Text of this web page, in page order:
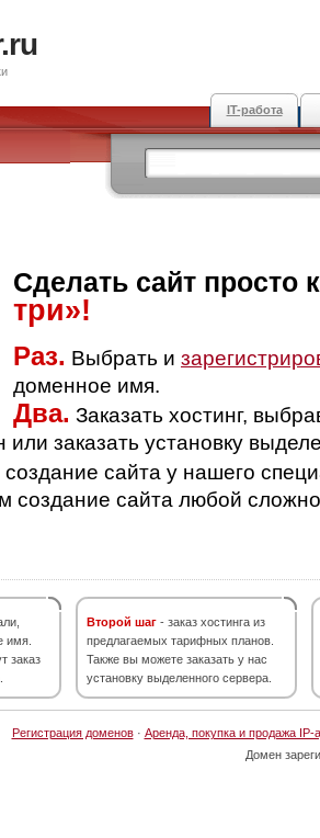
IT-работа
Сделать сайт просто
три»!
Раз. Выбрать и
доменное имя.
Два. Заказать хостинг,
заказать установку
создание сайта у нашего
создание сайта любой
имя.
заказ
Второй шаг - заказ хостинга из
предлагаемых тарифных планов.
Также вы можете заказать у нас
установку выделенного сервера.
Регистрация доменов· Аренда, покупка и продажа IP-
Домен